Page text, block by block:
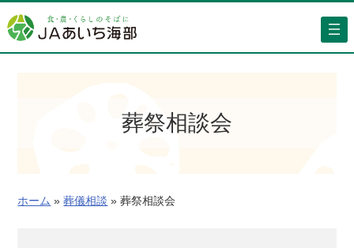
容
を
葬祭相談会
ホーム » 葬儀相談 » 葬祭相談会